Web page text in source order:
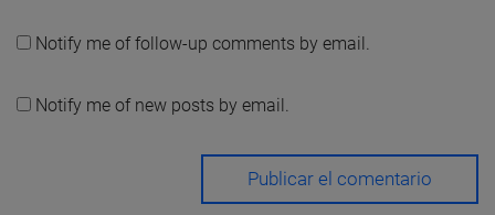
Notify me of follow-up comments by email.
Notify me of new posts by email.